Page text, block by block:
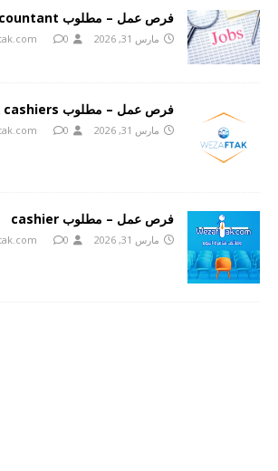
فرص عمل – مطلوب accountant
مارس 31, 2026 0
فرص عمل – مطلوب counter sales & cashiers
مارس 31, 2026 0
فرص عمل – مطلوب cashier
مارس 31, 2026 0